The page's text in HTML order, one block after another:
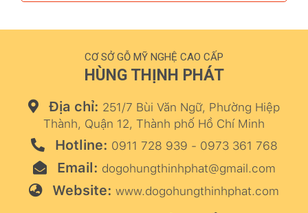
CƠ SỞ GỖ MỸ NGHỆ CAO CẤP
HÙNG THỊNH PHÁT
Địa chỉ: 251/7 Bùi Văn Ngữ, Phường Hiệp
Thành, Quận 12, Thành phố Hồ Chí Minh
Hotline: 0911 728 939 - 0973 361 768
Email: dogohungthinhphat@gmail.com
Website: www.dogohungthinhphat.com